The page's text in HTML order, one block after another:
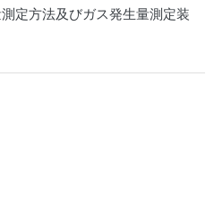
定方法及びガス発生量測定装